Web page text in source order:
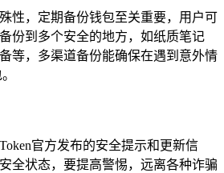
性，定期备份钱包至关重要，用户可
份到多个安全的地方，如纸质笔记
等，多渠道备份能确保在遇到意外情
官方发布的安全提示和更新信
全状态，要提高警惕，远离各种诈骗